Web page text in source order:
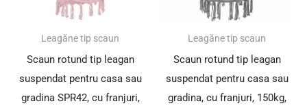
Leagăne tip scaun
Scaun rotund tip leagan
suspendat pentru casa sau
gradina SPR42, cu franjuri,
SUPER PREȚ!
Leagăne tip scaun
Scaun rotund tip leagan
suspendat pentru casa sau
gradina, cu franjuri, 150kg,